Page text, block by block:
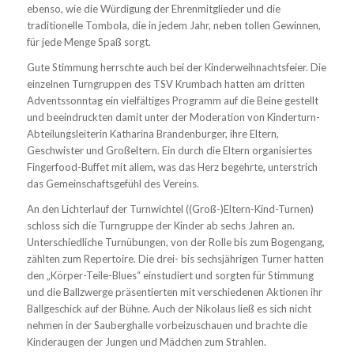
ebenso, wie die Würdigung der Ehrenmitglieder und die
traditionelle Tombola, die in jedem Jahr, neben tollen Gewinnen,
für jede Menge Spaß sorgt.
Gute Stimmung herrschte auch bei der Kinderweihnachtsfeier. Die
einzelnen Turngruppen des TSV Krumbach hatten am dritten
Adventssonntag ein vielfältiges Programm auf die Beine gestellt
und beeindruckten damit unter der Moderation von Kinderturn-
Abteilungsleiterin Katharina Brandenburger, ihre Eltern,
Geschwister und Großeltern. Ein durch die Eltern organisiertes
Fingerfood-Buffet mit allem, was das Herz begehrte, unterstrich
das Gemeinschaftsgefühl des Vereins.
An den Lichterlauf der Turnwichtel ((Groß-)Eltern-Kind-Turnen)
schloss sich die Turngruppe der Kinder ab sechs Jahren an.
Unterschiedliche Turnübungen, von der Rolle bis zum Bogengang,
zählten zum Repertoire. Die drei- bis sechsjährigen Turner hatten
den „Körper-Teile-Blues“ einstudiert und sorgten für Stimmung
und die Ballzwerge präsentierten mit verschiedenen Aktionen ihr
Ballgeschick auf der Bühne. Auch der Nikolaus ließ es sich nicht
nehmen in der Sauberghalle vorbeizuschauen und brachte die
Kinderaugen der Jungen und Mädchen zum Strahlen.